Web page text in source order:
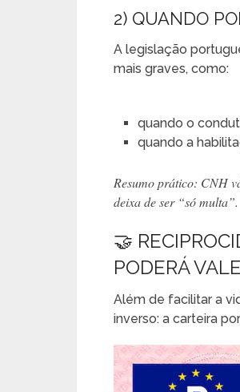
2) QUANDO
A legislação
mais graves, como:
quando o
quando a
Resumo prático: CNH
deixa de ser “só multa”.
🤝
PODERÁ
Além de facilitar a
inverso: a carteira